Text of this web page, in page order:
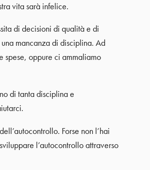
vita sarà infelice.
di decisioni di qualità e di
mancanza di disciplina. Ad
spese, oppure ci ammaliamo
di tanta disciplina e
Forse non l’hai
l’autocontrollo attraverso